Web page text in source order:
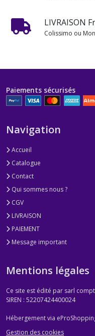
LIVRAISON
Colissimo ou
Paiements sécurisés
Navigation
Accueil
Catalogue
Contact
Qui sommes nous ?
CGV
LIVRAISON
PAIEMENT
Message important
Mentions légales
Ce site est édité par sarl
SIREN : 52207424400024
Hébergement via
Gestion des cookies